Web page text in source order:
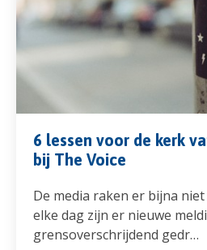
6 lessen voor de kerk
bij The Voice
De media raken er bijna
elke dag zijn er nieuwe
grensoverschrijdend gedr…